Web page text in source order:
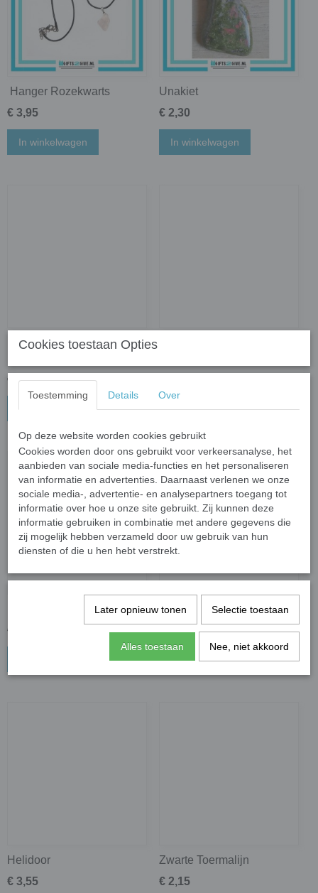
Hanger Rozekwarts
€ 3,95
In winkelwagen
Unakiet
€ 2,30
In winkelwagen
Hanger Bergkristal
€ 3,95
In winkelwagen In winkelwagen
Hanger Magnesiet
€ 3,95
Hanger Tijgeroog
€ 3,95
In winkelwagen
Helidoor
€ 3,55
Zwarte Toermalijn
€ 2,15
Cookies toestaan Opties
Toestemming Details Over
Op deze website worden cookies gebruikt
Cookies worden door ons gebruikt voor verkeersanalyse, het
aanbieden van sociale media-functies en het personaliseren
van informatie en advertenties. Daarnaast verlenen we onze
sociale media-, advertentie- en analysepartners toegang tot
informatie over hoe u onze site gebruikt. Zij kunnen deze
informatie gebruiken in combinatie met andere gegevens die
zij mogelijk hebben verzameld door uw gebruik van hun
diensten of die u hen hebt verstrekt.
Later opnieuw tonen Selectie toestaan
Alles toestaan Nee, niet akkoord